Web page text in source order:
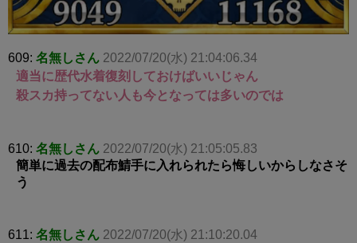
609: 名無しさん 2022/07/20(水) 21:04:06.34
適当に歴代水着復刻しておけばいいじゃん
殺スカ持ってない人も今となっては多いのでは
610: 名無しさん 2022/07/20(水) 21:05:05.83
簡単に過去の配布鯖手に入れられたら悔しいからしなさそ
う
611: 名無しさん 2022/07/20(水) 21:10:20.04